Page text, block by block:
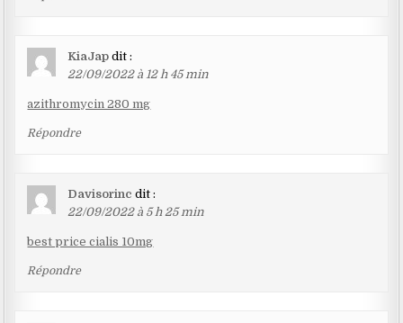
KiaJap dit :
22/09/2022 à 12 h 45 min
azithromycin 280 mg
Répondre
Davisorinc dit :
22/09/2022 à 5 h 25 min
best price cialis 10mg
Répondre